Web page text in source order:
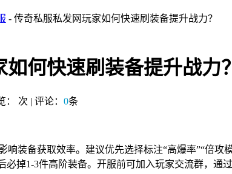
- 传奇私服私发网玩家如何快速刷装备提升战力？
何快速刷装备提升战力？
次 | 评论： 0条
响装备获取效率。建议优先选择标注“高爆率”“倍
必掉1-3件高阶装备。开服前可加入玩家交流群，